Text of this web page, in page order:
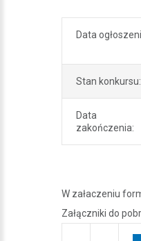
Data
Stan konkursu:
Data
zakończenia:
W załaczeniu
Załączniki do